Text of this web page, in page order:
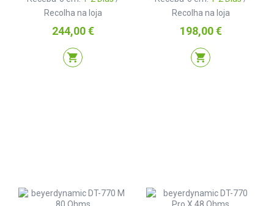
Recolha na loja
Preço
244,00 €
shopping_cart
Recolha na loja
Preço
198,00 €
shopping_cart